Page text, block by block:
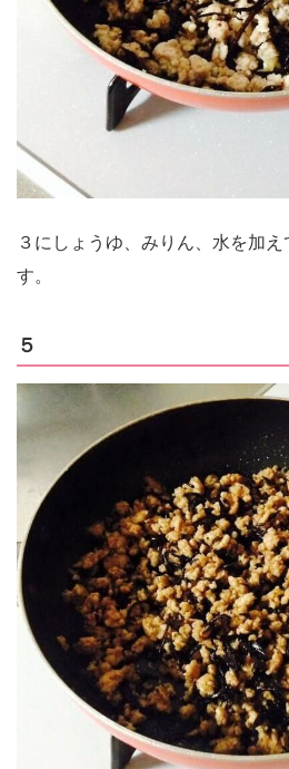
３にしょうゆ、みりん、水を加
す。
５